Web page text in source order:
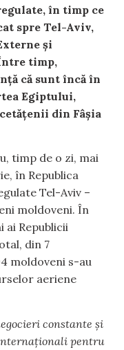
în timp ce
spre Tel-Aviv,
și
timp,
că sunt încă în
Egiptului,
din Fâșia
timp de o zi, mai
în Republica
Tel-Aviv –
moldoveni. În
ai Republicii
din 7
moldoveni s-au
aeriene
constante și
pentru